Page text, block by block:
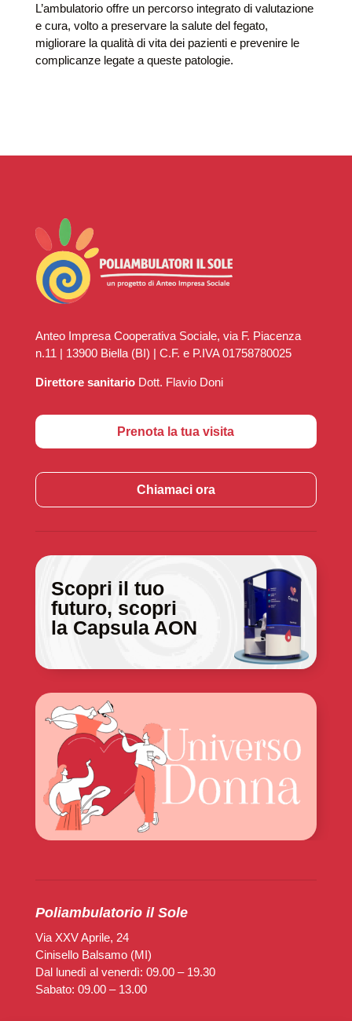
L’ambulatorio offre un percorso integrato di valutazione
e cura, volto a preservare la salute del fegato,
migliorare la qualità di vita dei pazienti e prevenire le
complicanze legate a queste patologie.
Anteo Impresa Cooperativa Sociale, via F. Piacenza
n.11 | 13900 Biella (BI) | C.F. e P.IVA 01758780025
Direttore sanitario Dott. Flavio Doni
Prenota la tua visita
Chiamaci ora
Scopri il tuo
futuro, scopri
la Capsula AON
Poliambulatorio il Sole
Via XXV Aprile, 24
Cinisello Balsamo (MI)
Dal lunedì al venerdì: 09.00 – 19.30
Sabato: 09.00 – 13.00